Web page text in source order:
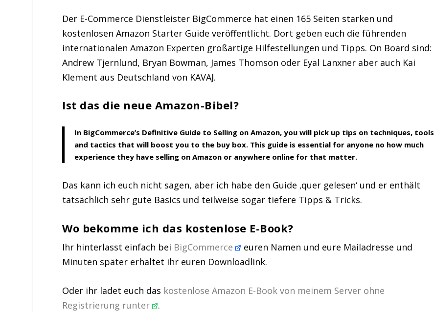
Der E-Commerce Dienstleister BigCommerce hat einen 165 Seiten starken und
kostenlosen Amazon Starter Guide veröffentlicht. Dort geben euch die führenden
internationalen Amazon Experten großartige Hilfestellungen und Tipps. On Board sind:
Andrew Tjernlund, Bryan Bowman, James Thomson oder Eyal Lanxner aber auch Kai
Klement aus Deutschland von KAVAJ.
Ist das die neue Amazon-Bibel?
In BigCommerce’s Definitive Guide to Selling on Amazon, you will pick up tips on techniques, tools
and tactics that will boost you to the buy box. This guide is essential for anyone no how much
experience they have selling on Amazon or anywhere online for that matter.
Das kann ich euch nicht sagen, aber ich habe den Guide ‚quer gelesen‘ und er enthält
tatsächlich sehr gute Basics und teilweise sogar tiefere Tipps & Tricks.
Wo bekomme ich das kostenlose E-Book?
Ihr hinterlasst einfach bei BigCommerce
euren Namen und eure Mailadresse und
Minuten später erhaltet ihr euren Downloadlink.
Oder ihr ladet euch das kostenlose Amazon E-Book von meinem Server ohne
Registrierung runter .